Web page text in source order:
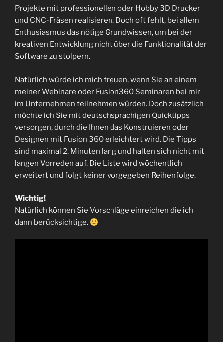
Projekte mit professionellen oder Hobby 3D Drucker
und CNC-Fräsen realisieren. Doch oft fehlt, bei allem
Enthusiasmus das nötige Grundwissen, um bei der
kreativen Entwicklung nicht über die Funktionalität der
Software zu stolpern.
Natürlich würde ich mich freuen, wenn Sie an einem
meiner Webinare oder Fusion360 Seminaren bei mir
im Unternehmen teilnehmen würden. Doch zusätzlich
möchte ich Sie mit deutschsprachigen Quicktipps
versorgen, durch die Ihnen das Konstruieren oder
Designen mit Fusion 360 erleichtert wird. Die Tipps
sind maximal 2. Minuten lang und halten sich nicht mit
langen Vorreden auf. Die Liste wird wöchentlich
erweitert und folgt keiner vorgegeben Reihenfolge.
Wichtig!
Natürlich können Sie Vorschläge einreichen die ich
dann berücksichtige.